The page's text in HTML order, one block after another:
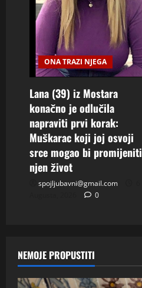
ONA TRAZI NJEGA
Lana (39) iz Mostara
konačno je odlučila
napraviti prvi korak:
Muškarac koji joj osvoji
srce mogao bi promijeniti
njen život
spojljubavni@gmail.com
0
NEMOJE PROPUSTITI